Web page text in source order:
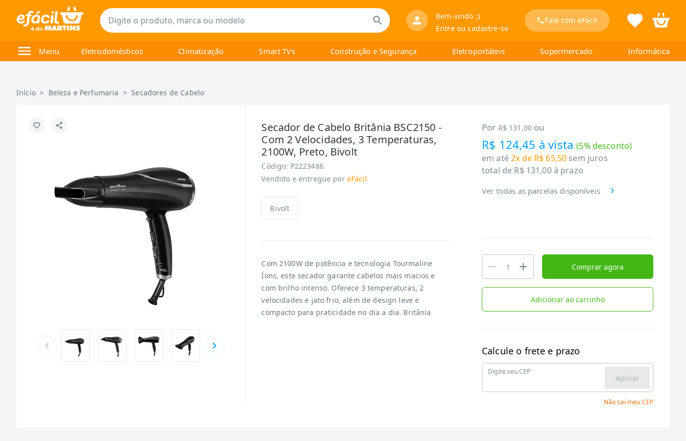
Bem-vindo ;)
Entre ou cadastre-se
Fale com eFácil
Menu Eletrodomésticos Climatização Smart TVs Construção e Segurança Eletroportáteis Supermercado Informática
Início > Beleza e Perfumaria >Secadores de Cabelo
Secador de Cabelo Britânia BSC2150 -
Com 2 Velocidades, 3 Temperaturas,
2100W, Preto, Bivolt
Código: P2223486
Vendido e entregue por eFácil
Bivolt
Com 2100W de potência e tecnologia Tourmaline
Íons, este secador garante cabelos mais macios e
com brilho intenso. Oferece 3 temperaturas, 2
velocidades e jato frio, além de design leve e
compacto para praticidade no dia a dia. Britânia
Por R$ 131,00 ou
R$ 124,45 à vista(5% desconto)
em até2x de R$ 65,50 sem juros
total de R$ 131,00à prazo
Ver todas as parcelas disponíveis
Comprar agora
Adicionar ao carrinho
Calcule o frete e prazo
Digite seu CEP
Aplicar
Não sei meu CEP